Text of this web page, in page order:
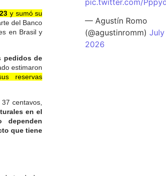
y sumó su
del Banco
en Brasil y
pedidos de
estimaron
reservas
centavos,
en el
que tiene
— Agustín Romo
(@agustinromm)July
2026